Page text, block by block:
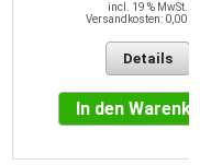
incl. 19 % MwSt.
Versandkosten: 0,00
Details
In den